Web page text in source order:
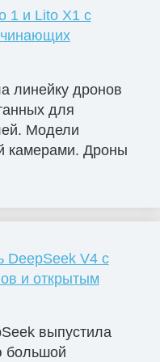
1 и Lito X1 с
линейку дронов
для
Модели
камерами. Дроны
V4 с
и открытым
выпустила
большой